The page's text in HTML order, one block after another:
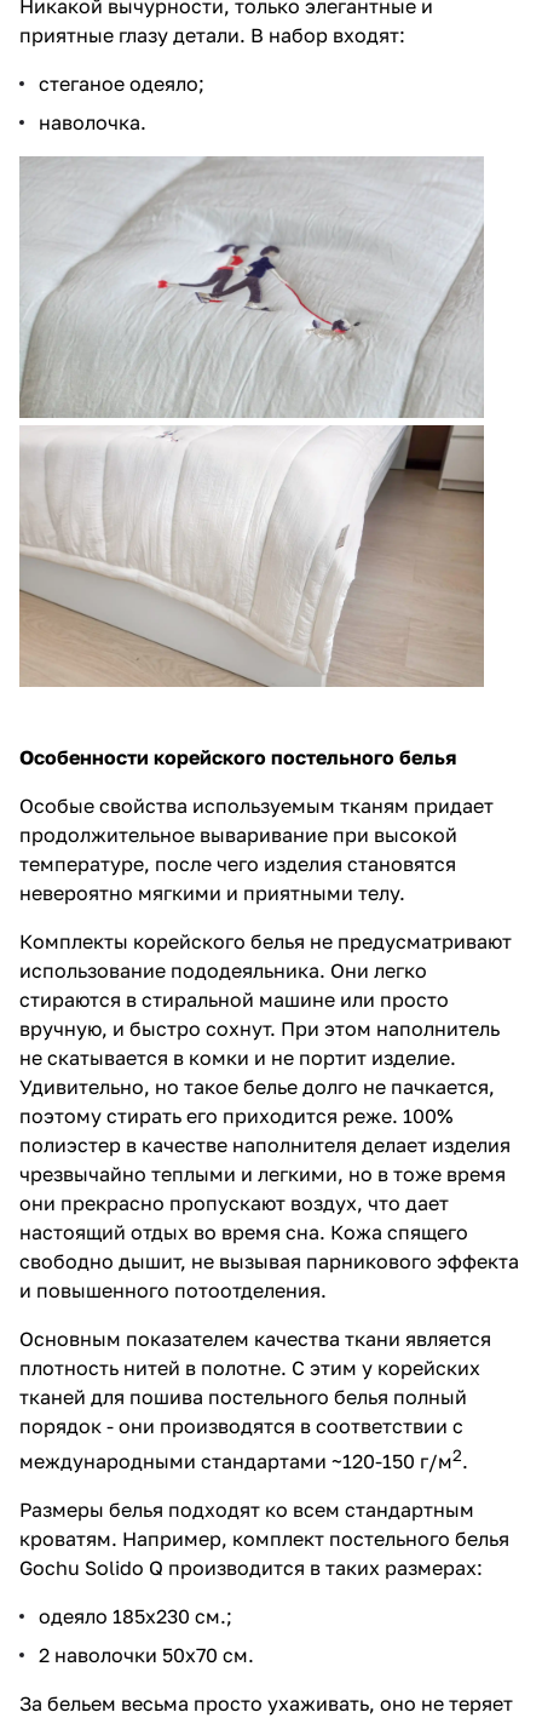
Никакой вычурности, только элегантные и
приятные глазу детали. В набор входят:
стеганое одеяло;
наволочка.
Особенности корейского постельного белья
Особые свойства используемым тканям придает
продолжительное вываривание при высокой
температуре, после чего изделия становятся
невероятно мягкими и приятными телу.
Комплекты корейского белья не предусматривают
использование пододеяльника. Они легко
стираются в стиральной машине или просто
вручную, и быстро сохнут. При этом наполнитель
не скатывается в комки и не портит изделие.
Удивительно, но такое белье долго не пачкается,
поэтому стирать его приходится реже. 100%
полиэстер в качестве наполнителя делает изделия
чрезвычайно теплыми и легкими, но в тоже время
они прекрасно пропускают воздух, что дает
настоящий отдых во время сна. Кожа спящего
свободно дышит, не вызывая парникового эффекта
и повышенного потоотделения.
Основным показателем качества ткани является
плотность нитей в полотне. С этим у корейских
тканей для пошива постельного белья полный
порядок - они производятся в соответствии с
международными стандартами ~120-150 г/м2.
Размеры белья подходят ко всем стандартным
кроватям. Например, комплект постельного белья
Gochu Solido Q производится в таких размерах:
одеяло 185х230 см.;
2 наволочки 50х70 см.
За бельем весьма просто ухаживать, оно не теряет